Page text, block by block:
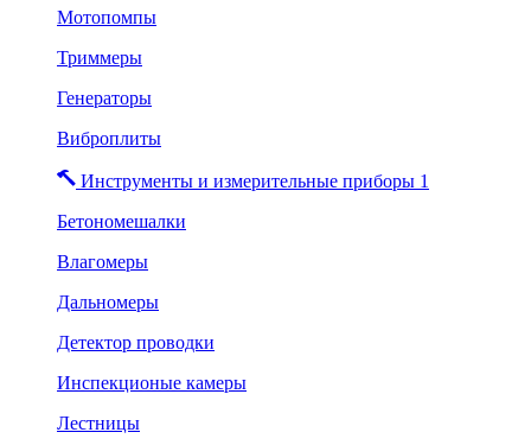
Мотопомпы
Триммеры
Генераторы
Виброплиты
Инструменты и измерительные приборы 1
Бетономешалки
Влагомеры
Дальномеры
Детектор проводки
Инспекционые камеры
Лестницы